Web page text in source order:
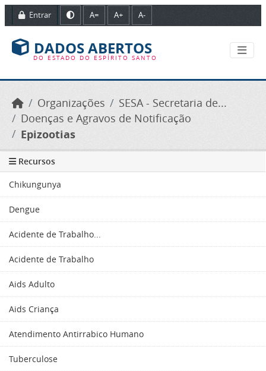
Ir para o conteúdo principal
Entrar A= A+ A-
DADOS ABERTOS
DO ESTADO DO ESPÍRITO SANTO
Organizações
SESA - Secretaria de...
Doenças e Agravos de Notificação
Epizootias
Recursos
Chikungunya
Dengue
Acidente de Trabalho...
Acidente de Trabalho
Aids Adulto
Aids Criança
Atendimento Antirrabico Humano
Tuberculose